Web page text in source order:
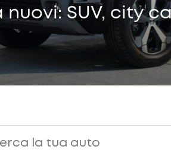
SUV, city